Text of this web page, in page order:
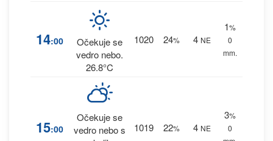
14:00
Očekuje se
vedro nebo.
26.8°C
1020 24% 4 NE
1%
0
mm.
15:00
Očekuje se
vedro nebo s
1019 22% 4 NE
3%
0